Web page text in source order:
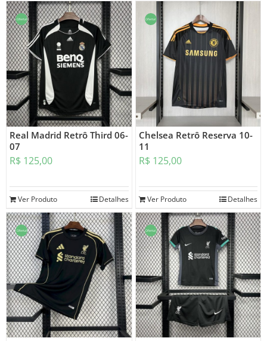
Oferta!
Real Madrid Retrô Third 06-
07
R$ 125,00
Ver Produto Detalhes
Oferta!
Chelsea Retrô Reserva 10-
11
R$ 125,00
Ver Produto Detalhes
Oferta! Oferta!